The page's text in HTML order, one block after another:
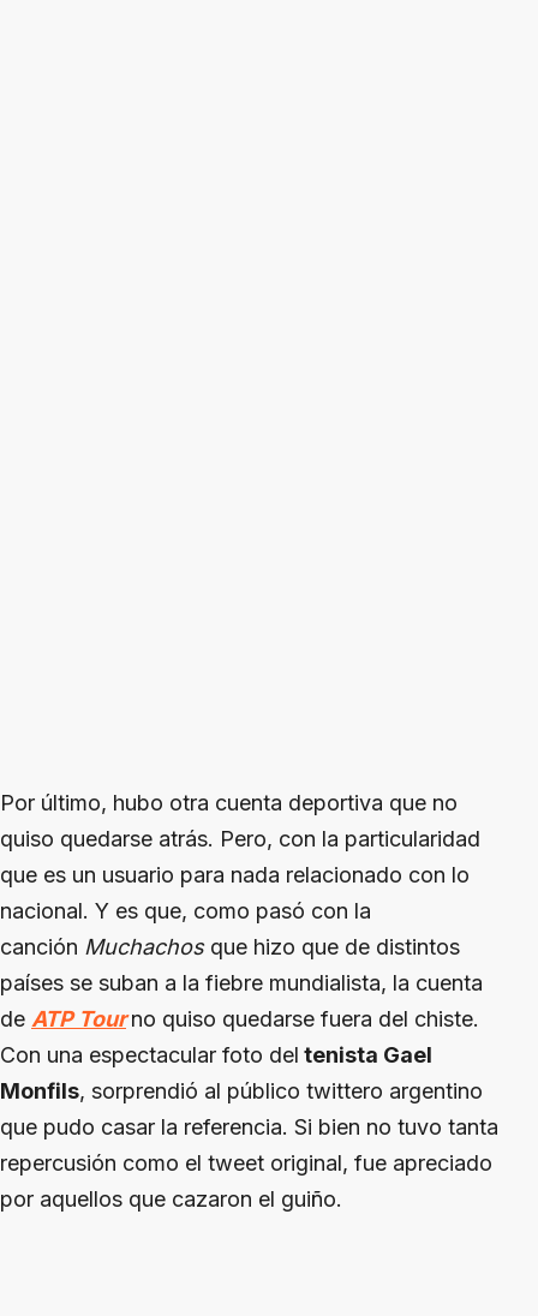
Por último, hubo otra cuenta deportiva que no
quiso quedarse atrás. Pero, con la particularidad
que es un usuario para nada relacionado con lo
nacional. Y es que, como pasó con la
canción Muchachos que hizo que de distintos
países se suban a la fiebre mundialista, la cuenta
de ATP Tour no quiso quedarse fuera del chiste.
Con una espectacular foto del tenista Gael
Monfils, sorprendió al público twittero argentino
que pudo casar la referencia. Si bien no tuvo tanta
repercusión como el tweet original, fue apreciado
por aquellos que cazaron el guiño.